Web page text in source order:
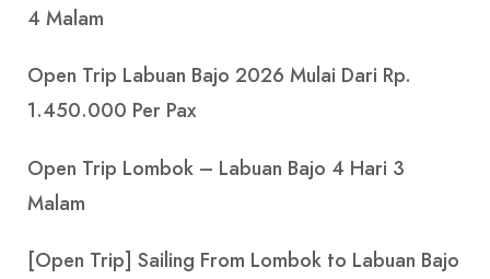
4 Malam
Open Trip Labuan Bajo 2026 Mulai Dari Rp.
1.450.000 Per Pax
Open Trip Lombok – Labuan Bajo 4 Hari 3
Malam
[Open Trip] Sailing From Lombok to Labuan Bajo